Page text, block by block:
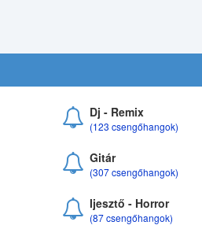
Dj - Remix
(123 csengőhangok)
Gitár
(307 csengőhangok)
Ijesztő - Horror
(87 csengőhangok)